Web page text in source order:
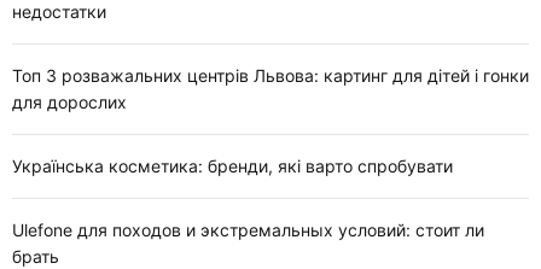
недостатки
Топ 3 розважальних центрів Львова: картинг для дітей і гонки
для дорослих
Українська косметика: бренди, які варто спробувати
Ulefone для походов и экстремальных условий: стоит ли
брать